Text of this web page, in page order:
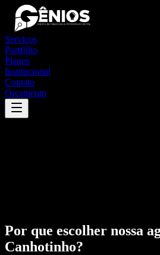
Serviços
Portfólio
Planos
Institucional
Contato
Orçamento
Por que escolher nossa
Canhotinho?